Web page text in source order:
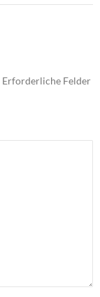
Erforderliche Felder